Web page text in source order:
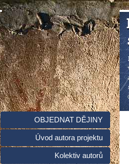
OBJEDNAT DĚJINY
Úvod autora projektu
Kolektiv autorů